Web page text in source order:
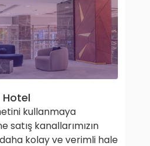
kullanmaya
satış kanallarımızın
kolay ve verimli hale